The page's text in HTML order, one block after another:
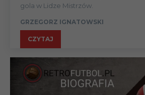
gola w Lidze Mistrzów.
GRZEGORZ IGNATOWSKI
CZYTAJ